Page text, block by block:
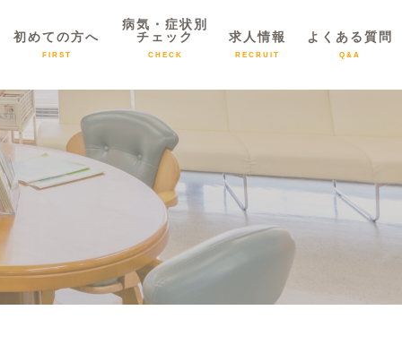
初めての方へ
FIRST
病気・症状別
チェック
CHECK
求人情報
RECRUIT
よくある質問
Q&A